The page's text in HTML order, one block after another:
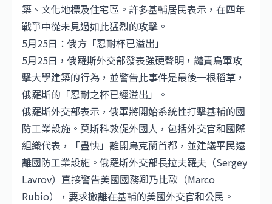
築、文化地標及住宅區。許多基輔居民表示，在四年
戰爭中從未見過如此猛烈的攻擊。
5月25日：俄方「忍耐杯已溢出」
5月25日，俄羅斯外交部發表強硬聲明，譴責烏軍攻
擊大學建築的行為，並警告此事件是最後一根稻草，
俄羅斯的「忍耐之杯已經溢出」。
俄羅斯外交部表示，俄軍將開始系統性打擊基輔的國
防工業設施。莫斯科敦促外國人，包括外交官和國際
組織代表，「盡快」離開烏克蘭首都，並建議平民遠
離國防工業設施。俄羅斯外交部長拉夫羅夫（Sergey
Lavrov）直接警告美國國務卿乃比歐（Marco
Rubio），要求撤離在基輔的美國外交官和公民。